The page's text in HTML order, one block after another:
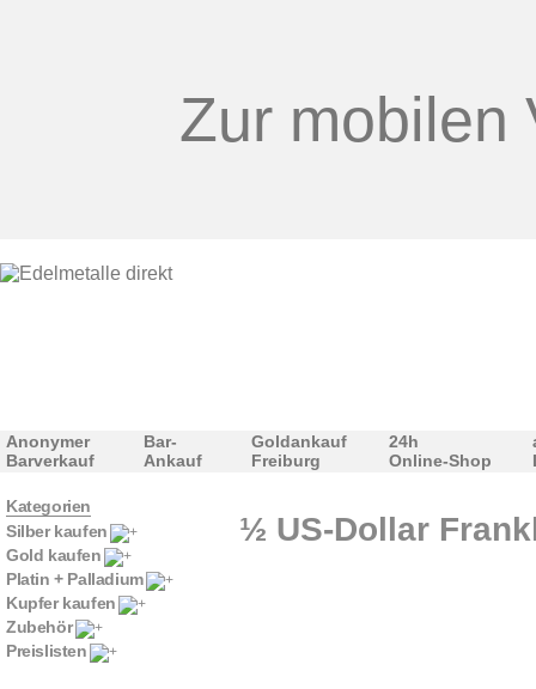
Zur mobilen
Anonymer
Barverkauf
Bar-
Ankauf
Goldankauf
Freiburg
24h
Online-Shop
Kategorien
Silber kaufen
Gold kaufen
Platin + Palladium
Kupfer kaufen
Zubehör
Preislisten
½ US-Dollar